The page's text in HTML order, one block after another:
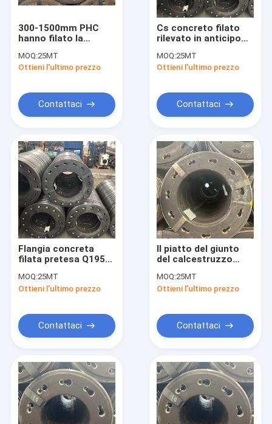
Prodotti
Circa noi
300-1500mm PHC
hanno filato la
D400x95x20-7-10.7
del mucchio
MOQ:25MT
Ottieni l'ultimo prezzo
Contattaci
Cs concreto filato
rilevato in anticipo
SS400 della flangia
della piastra laterale
MOQ:25MT
Ottieni l'ultimo prezzo
Contattaci
Flangia concreta
filata pretesa Q195
11-9.0 dell'estremità
del mucchio
MOQ:25MT
Ottieni l'ultimo prezzo
Contattaci
Il piatto del giunto
del calcestruzzo
filato il mucchio
MOQ:25MT
Ottieni l'ultimo prezzo
Contattaci